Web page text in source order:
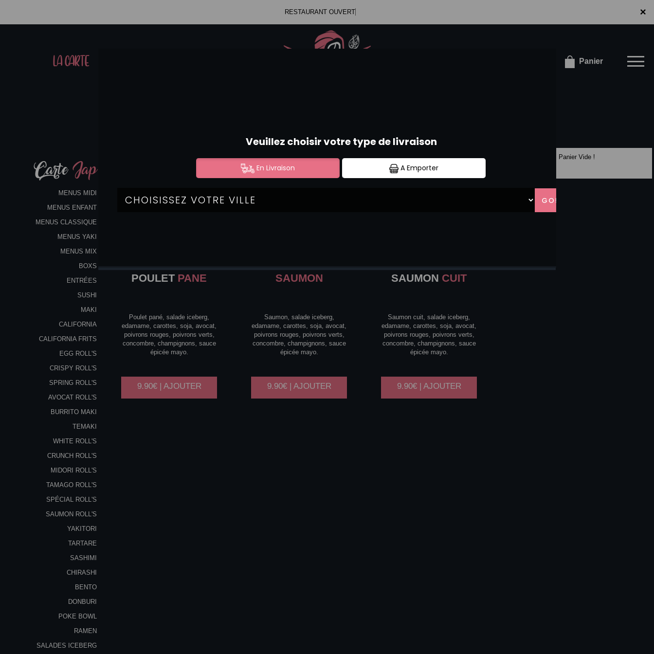
×
RESTAURANT OUVERT
LA CARTE Panier
×
CarteJap
MENUS MIDI
MENUS ENFANT
MENUS CLASSIQUE
MENUS YAKI
MENUS MIX
BOXS
ENTRÉES
SUSHI
MAKI
CALIFORNIA
CALIFORNIA FRITS
EGG ROLL'S
CRISPY ROLL'S
SPRING ROLL'S
AVOCAT ROLL'S
BURRITO MAKI
TEMAKI
WHITE ROLL'S
CRUNCH ROLL'S
MIDORI ROLL'S
TAMAGO ROLL'S
SPÉCIAL ROLL'S
SAUMON ROLL'S
YAKITORI
TARTARE
SASHIMI
CHIRASHI
BENTO
DONBURI
POKE BOWL
RAMEN
SALADES ICEBERG
SALADES ICEBERG
POULETPANE
Poulet pané, salade iceberg,
edamame, carottes, soja, avocat,
poivrons rouges, poivrons verts,
concombre, champignons, sauce
épicée mayo.
9.90€ | AJOUTER
SAUMON
Saumon, salade iceberg,
edamame, carottes, soja, avocat,
poivrons rouges, poivrons verts,
concombre, champignons, sauce
épicée mayo.
9.90€ | AJOUTER
SAUMON CUIT
Saumon cuit, salade iceberg,
edamame, carottes, soja, avocat,
poivrons rouges, poivrons verts,
concombre, champignons, sauce
épicée mayo.
9.90€ | AJOUTER
Panier Vide !